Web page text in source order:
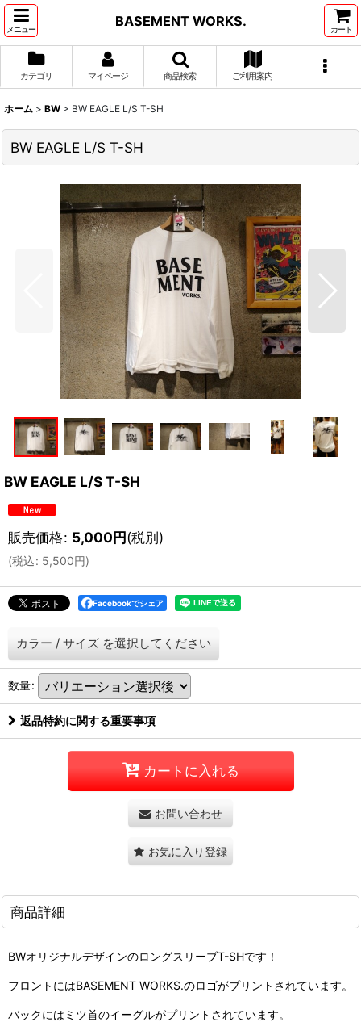
メニュー
BASEMENT WORKS.
カート
カテゴリ マイページ 商品検索 ご利用案内
ホーム > BW > BW EAGLE L/S T-SH
BW EAGLE L/S T-SH
BW EAGLE L/S T-SH
販売価格: 5,000円(税別)
(税込: 5,500円)
Facebookでシェア
カラー / サイズ を選択してください
数量:
返品特約に関する重要事項
カートに入れる
お問い合わせ
お気に入り登録
商品詳細
BWオリジナルデザインのロングスリーブT-SHです！
フロントにはBASEMENT WORKS.のロゴがプリントされています。
バックにはミツ首のイーグルがプリントされています。